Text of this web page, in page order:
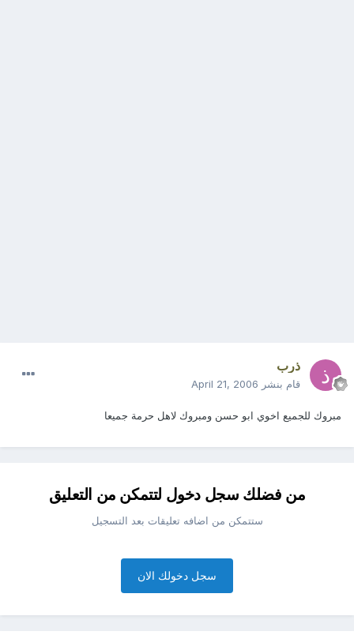
ذرب
قام بنشر April 21, 2006
مبروك للجميع اخوي ابو حسن ومبروك لاهل حرمة جميعا
من فضلك سجل دخول لتتمكن من التعليق
ستتمكن من اضافه تعليقات بعد التسجيل
سجل دخولك الان